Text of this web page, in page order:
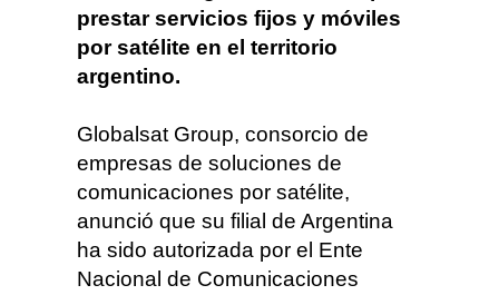
prestar servicios fijos y móviles
por satélite en el territorio
argentino.
Globalsat Group, consorcio de
empresas de soluciones de
comunicaciones por satélite,
anunció que su filial de Argentina
ha sido autorizada por el Ente
Nacional de Comunicaciones